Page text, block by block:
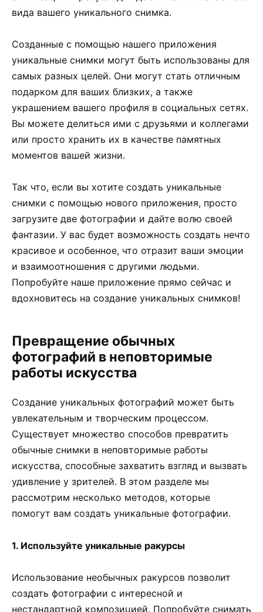
вида вашего уникального снимка.
Созданные с помощью нашего приложения
уникальные снимки могут быть использованы для
самых разных целей. Они могут стать отличным
подарком для ваших близких, а также
украшением вашего профиля в социальных сетях.
Вы можете делиться ими с друзьями и коллегами
или просто хранить их в качестве памятных
моментов вашей жизни.
Так что, если вы хотите создать уникальные
снимки с помощью нового приложения, просто
загрузите две фотографии и дайте волю своей
фантазии. У вас будет возможность создать нечто
красивое и особенное, что отразит ваши эмоции
и взаимоотношения с другими людьми.
Попробуйте наше приложение прямо сейчас и
вдохновитесь на создание уникальных снимков!
Превращение обычных
фотографий в неповторимые
работы искусства
Создание уникальных фотографий может быть
увлекательным и творческим процессом.
Существует множество способов превратить
обычные снимки в неповторимые работы
искусства, способные захватить взгляд и вызвать
удивление у зрителей. В этом разделе мы
рассмотрим несколько методов, которые
помогут вам создать уникальные фотографии.
1. Используйте уникальные ракурсы
Использование необычных ракурсов позволит
создать фотографии с интересной и
нестандартной композицией. Попробуйте снимать